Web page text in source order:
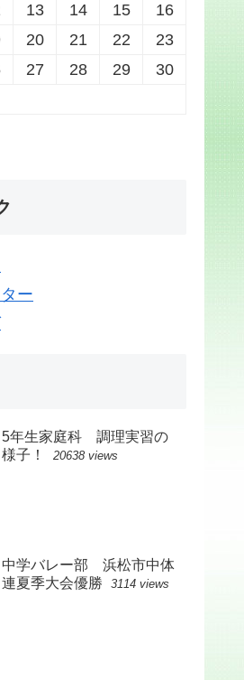
13 14 15
16
20 21 22
23
27 28 29
30
ー
5年生家庭科 調理実習の
様子！
20638 views
中学バレー部 浜松市中体
連夏季大会優勝
3114 views